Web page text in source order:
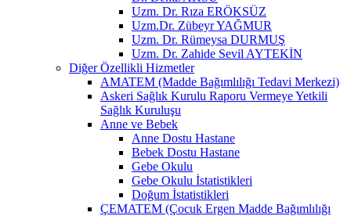
Uzm. Dr. Rıza ERÖKSÜZ
Uzm.Dr. Zübeyr YAĞMUR
Uzm. Dr. Rümeysa DURMUŞ
Uzm. Dr. Zahide Sevil AYTEKİN
Diğer Özellikli Hizmetler
AMATEM (Madde Bağımlılığı Tedavi Merkezi)
Askeri Sağlık Kurulu Raporu Vermeye Yetkili
Sağlık Kuruluşu
Anne ve Bebek
Anne Dostu Hastane
Bebek Dostu Hastane
Gebe Okulu
Gebe Okulu İstatistikleri
Doğum İstatistikleri
ÇEMATEM (Çocuk Ergen Madde Bağımlılığı